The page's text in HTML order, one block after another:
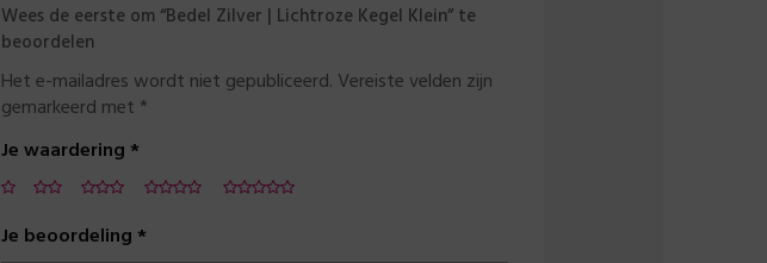
Wees de eerste om “Bedel Zilver | Lichtroze Kegel Klein” te
beoordelen
Het e-mailadres wordt niet gepubliceerd. Vereiste velden zijn
gemarkeerd met *
Je waardering*
Je beoordeling*